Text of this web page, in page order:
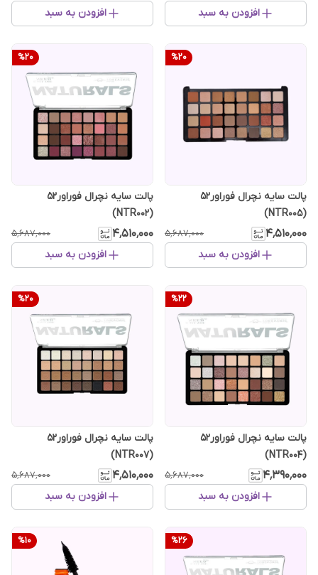
افزودن به سبد افزودن به سبد
%20
پالت سایه نچرال فوراور52
(NTR005)
۴٬۵۱۰٬۰۰۰ ۵٬۶۸۷٬۰۰۰
افزودن به سبد
%20
پالت سایه نچرال فوراور52
(NTR002)
۴٬۵۱۰٬۰۰۰ ۵٬۶۸۷٬۰۰۰
افزودن به سبد
%22
پالت سایه نچرال فوراور52
(NTR004)
۴٬۳۹۰٬۰۰۰ ۵٬۶۸۷٬۰۰۰
افزودن به سبد
%20
پالت سایه نچرال فوراور52
(NTR007)
۴٬۵۱۰٬۰۰۰ ۵٬۶۸۷٬۰۰۰
افزودن به سبد
%26
%10